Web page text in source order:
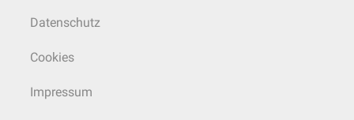
Datenschutz
Cookies
Impressum